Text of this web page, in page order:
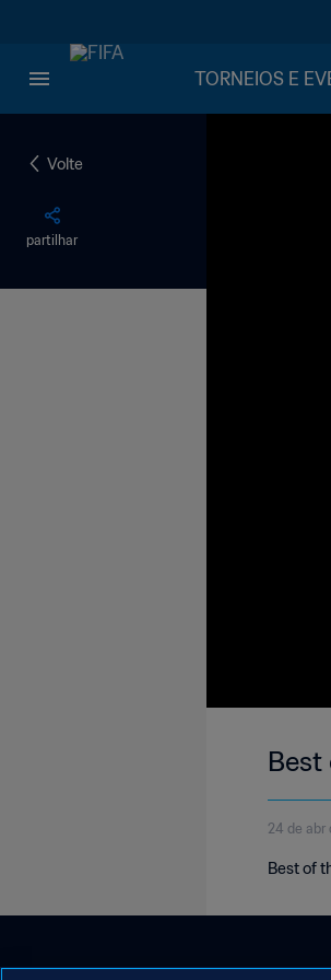
TORNEIOS E
Volte
partilhar
Best
24 de abr
Best of